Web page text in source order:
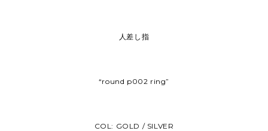
人差し指
“round p002 ring”
COL: GOLD / SILVER